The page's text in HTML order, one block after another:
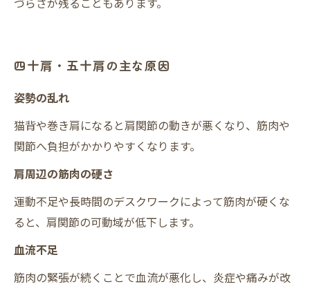
四十肩・五十肩の主な原因
姿勢の乱れ
猫背や巻き肩になると肩関節の動きが悪くなり、筋肉や
関節へ負担がかかりやすくなります。
肩周辺の筋肉の硬さ
運動不足や長時間のデスクワークによって筋肉が硬くな
ると、肩関節の可動域が低下します。
血流不足
筋肉の緊張が続くことで血流が悪化し、炎症や痛みが改